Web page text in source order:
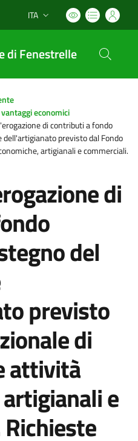
Lingua attiva:
ITA
di Fenestrelle
economici
di contributi a fondo
previsto dal Fondo
artigianali e commerciali.
di
del
previsto
di
attività
e